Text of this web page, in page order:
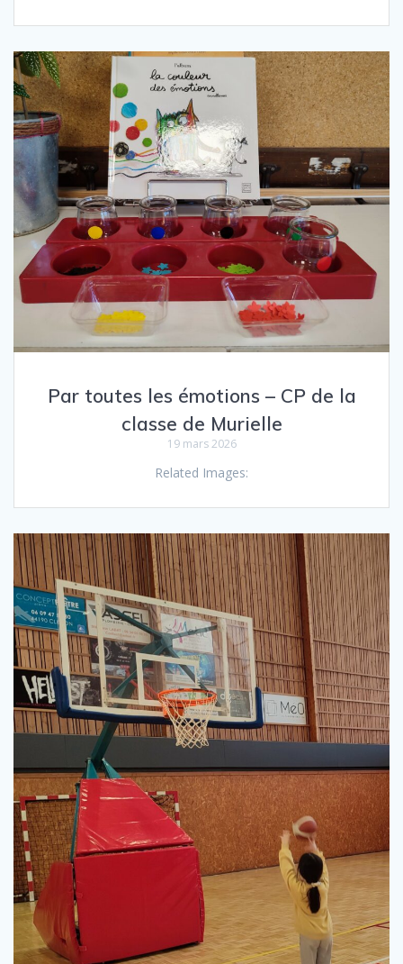
Par toutes les émotions – CP de la
classe de Murielle
19 mars 2026
Related Images: